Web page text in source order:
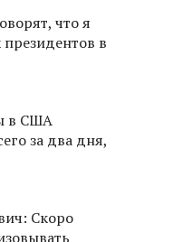
что я
в
в США
за два дня,
Скоро